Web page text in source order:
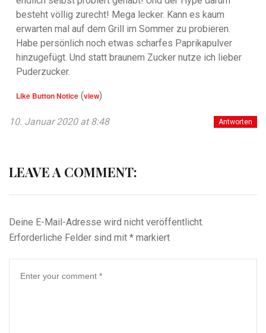
besteht völlig zurecht! Mega lecker. Kann es kaum
erwarten mal auf dem Grill im Sommer zu probieren.
Habe persönlich noch etwas scharfes Paprikapulver
hinzugefügt. Und statt braunem Zucker nutze ich lieber
Puderzucker.
Like Button Notice (view)
10. Januar 2020 at 8:48 Antworten
LEAVE A COMMENT:
Deine E-Mail-Adresse wird nicht veröffentlicht.
Erforderliche Felder sind mit * markiert